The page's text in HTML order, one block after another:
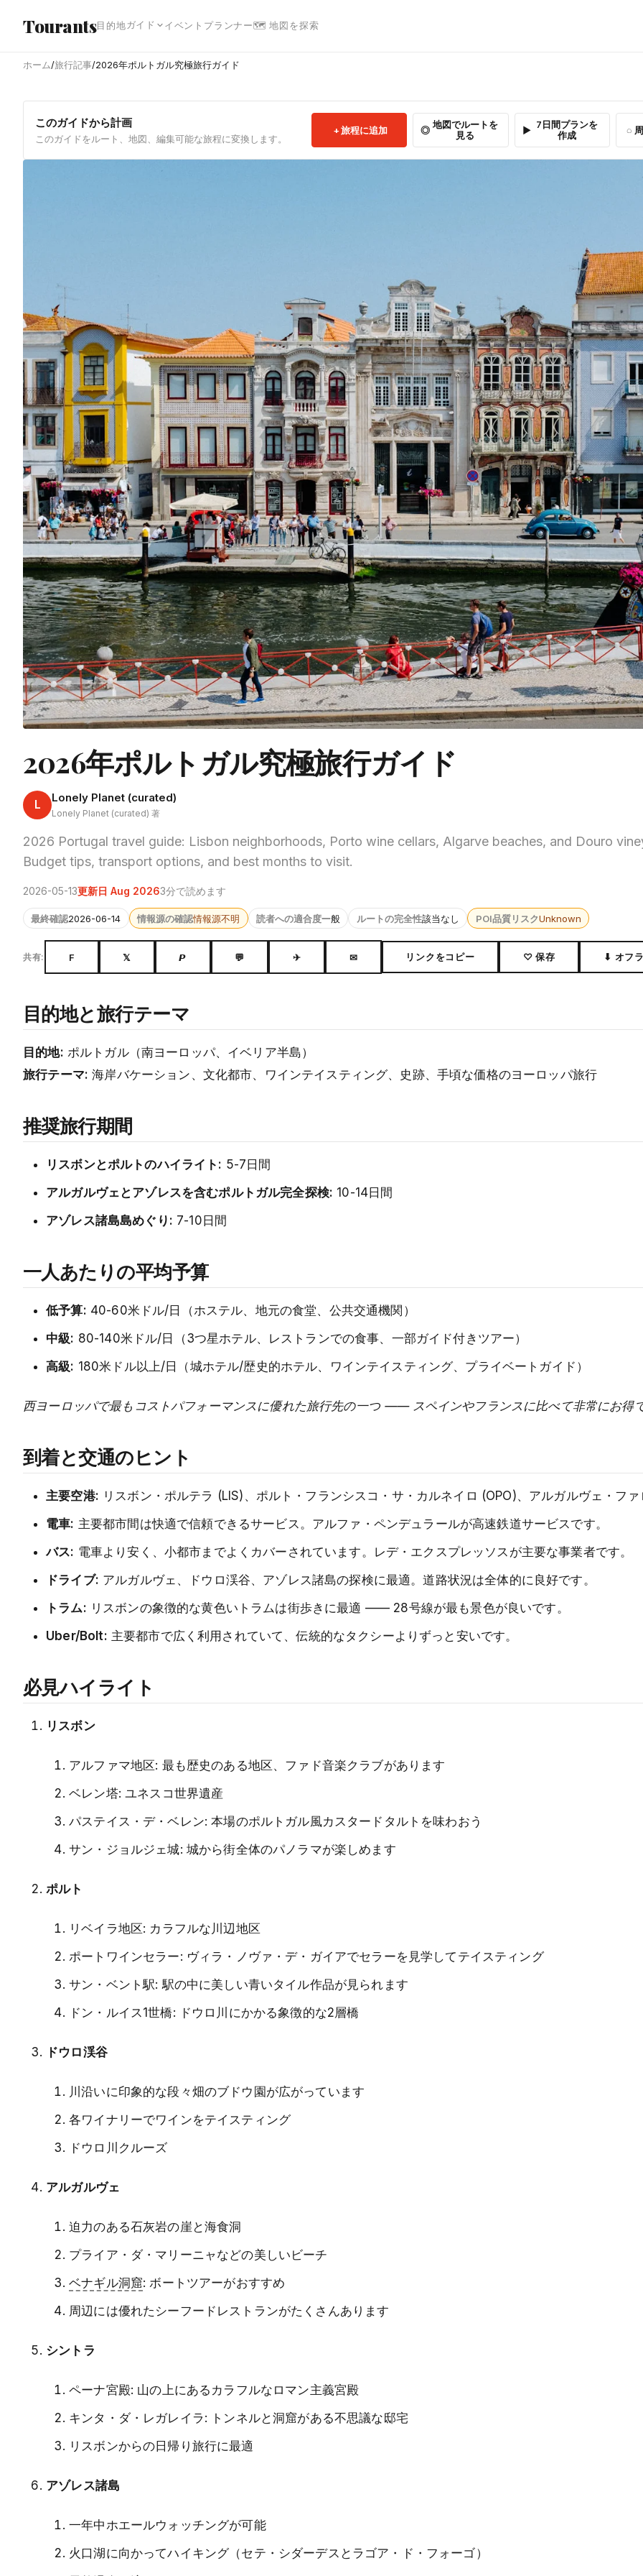
Tourants目的地ガイド イベント プランナー🗺 地図を探索
ホーム/旅行記事/2026年ポルトガル究極旅行ガイド
このガイドから計画
このガイドをルート、地図、編集可能な旅程に変換します。
旅程に追加
地図でルートを
見る
7日間プランを
作成
2026年ポルトガル究極旅行ガイド
L Lonely Planet (curated)
Lonely Planet (curated) 著
2026 Portugal travel guide: Lisbon neighborhoods, Porto wine cellars, Algarve beaches, and Douro
Budget tips, transport options, and best months to visit.
2026-05-13更新日 Aug 20263分で読めます
最終確認2026-06-14 情報源の確認情報源不明 読者への適合度一般 ルートの完全性該当なし POI品質リスクUnknown
共有: F 𝕏 𝙋 💬 ✈ ✉ リンクをコピー ♡ 保存 ⬇ オフ
目的地と旅行テーマ
目的地: ポルトガル（南ヨーロッパ、イベリア半島）
旅行テーマ: 海岸バケーション、文化都市、ワインテイスティング、史跡、手頃な価格のヨーロッパ旅行
推奨旅行期間
リスボンとポルトのハイライト: 5-7日間
アルガルヴェとアゾレスを含むポルトガル完全探検: 10-14日間
アゾレス諸島島めぐり: 7-10日間
一人あたりの平均予算
低予算: 40-60米ドル/日（ホステル、地元の食堂、公共交通機関）
中級: 80-140米ドル/日（3つ星ホテル、レストランでの食事、一部ガイド付きツアー）
高級: 180米ドル以上/日（城ホテル/歴史的ホテル、ワインテイスティング、プライベートガイド）
西ヨーロッパで最もコストパフォーマンスに優れた旅行先の一つ —— スペインやフランスに比べて非常にお得で
到着と交通のヒント
主要空港: リスボン・ポルテラ (LIS)、ポルト・フランシスコ・サ・カルネイロ (OPO)、アルガルヴェ・ファ
電車: 主要都市間は快適で信頼できるサービス。アルファ・ペンデュラールが高速鉄道サービスです。
バス: 電車より安く、小都市までよくカバーされています。レデ・エクスプレッソスが主要な事業者です。
ドライブ: アルガルヴェ、ドウロ渓谷、アゾレス諸島の探検に最適。道路状況は全体的に良好です。
トラム: リスボンの象徴的な黄色いトラムは街歩きに最適 —— 28号線が最も景色が良いです。
Uber/Bolt: 主要都市で広く利用されていて、伝統的なタクシーよりずっと安いです。
必見ハイライト
リスボン
アルファマ地区: 最も歴史のある地区、ファド音楽クラブがあります
ベレン塔: ユネスコ世界遺産
パステイス・デ・ベレン: 本場のポルトガル風カスタードタルトを味わおう
サン・ジョルジェ城: 城から街全体のパノラマが楽しめます
ポルト
リベイラ地区: カラフルな川辺地区
ポートワインセラー: ヴィラ・ノヴァ・デ・ガイアでセラーを見学してテイスティング
サン・ベント駅: 駅の中に美しい青いタイル作品が見られます
ドン・ルイス1世橋: ドウロ川にかかる象徴的な2層橋
ドウロ渓谷
川沿いに印象的な段々畑のブドウ園が広がっています
各ワイナリーでワインをテイスティング
ドウロ川クルーズ
アルガルヴェ
迫力のある石灰岩の崖と海食洞
プライア・ダ・マリーニャなどの美しいビーチ
ベナギル洞窟: ボートツアーがおすすめ
周辺には優れたシーフードレストランがたくさんあります
シントラ
ペーナ宮殿: 山の上にあるカラフルなロマン主義宮殿
キンタ・ダ・レガレイラ: トンネルと洞窟がある不思議な邸宅
リスボンからの日帰り旅行に最適
アゾレス諸島
一年中ホエールウォッチングが可能
火口湖に向かってハイキング（セテ・シダーデスとラゴア・ド・フォーゴ）